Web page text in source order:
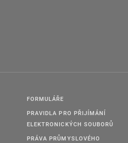
FORMULÁŘE
PRAVIDLA PRO PŘIJÍMÁNÍ
ELEKTRONICKÝCH SOUBORŮ
PRÁVA PRŮMYSLOVÉHO